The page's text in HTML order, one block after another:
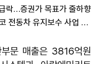
락…증권가 목표가 줄하향
현대로템, 7500억원 규모 모로코 전동차 유지보수 사업 수주
문 매출은 3816억원